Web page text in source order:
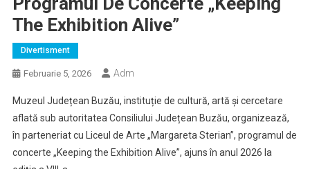
The Exhibition Alive”
Divertisment
Februarie 5, 2026 Adm
Muzeul Județean Buzău, instituție de cultură, artă și cercetare
aflată sub autoritatea Consiliului Județean Buzău, organizează,
în parteneriat cu Liceul de Arte „Margareta Sterian”, programul de
concerte „Keeping the Exhibition Alive”, ajuns în anul 2026 la